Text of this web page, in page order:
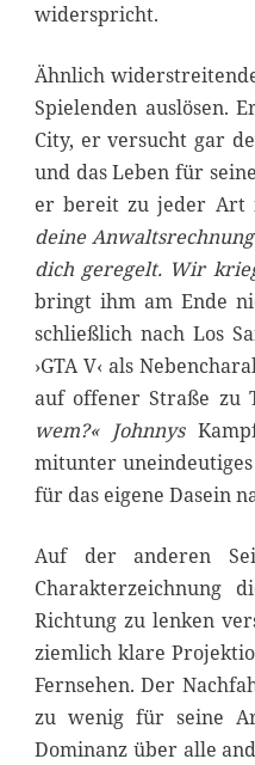
widerspricht.
Ähnlich
Spielenden auslösen.
City, er versucht gar
und das Leben für
er bereit zu jeder Art
deine
dich geregelt. Wir
bringt ihm am Ende
schließlich nach Los
›GTA V‹ als
auf offener Straße zu
wem?« Johnnys
mitunter
für das eigene Dasein
Auf der anderen
Charakterzeichnung
Richtung zu lenken
ziemlich klare
Fernsehen. Der
zu wenig für seine
Dominanz über alle